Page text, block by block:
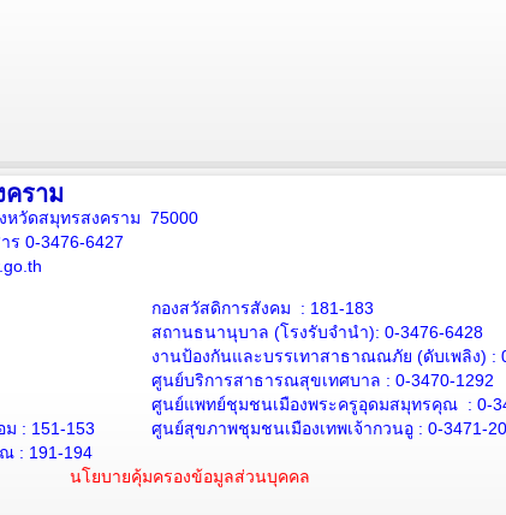
คราม
หวัดสมุทรสงคราม 75000
ร 0-3476-6427
ม : 151-153
: 191-194
กองสวัสดิการสังคม : 181-183
สถานธนานุบาล (โรงรับจำนำ): 0-3476-6428
งานป้องกันและบรรเทาสาธาณณภัย (ดับเพลิง) :
ศูนย์บริการสาธารณสุขเทศบาล : 0-3470-1292
ศูนย์แพทย์ชุมชนเมืองพระครูอุดมสมุทรคุณ : 0-
ศูนย์สุขภาพชุมชนเมืองเทพเจ้ากวนอู : 0-3471-
นโยบายคุ้มครองข้อมูลส่วนบุคคล